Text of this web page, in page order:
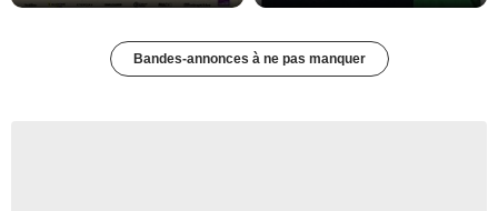
Bandes-annonces à ne pas manquer